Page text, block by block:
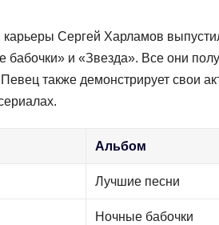
карьеры Сергей Харламов
бабочки» и «Звезда». Все они
также демонстрирует свои
Альбом
Лучшие песни
Ночные бабочки